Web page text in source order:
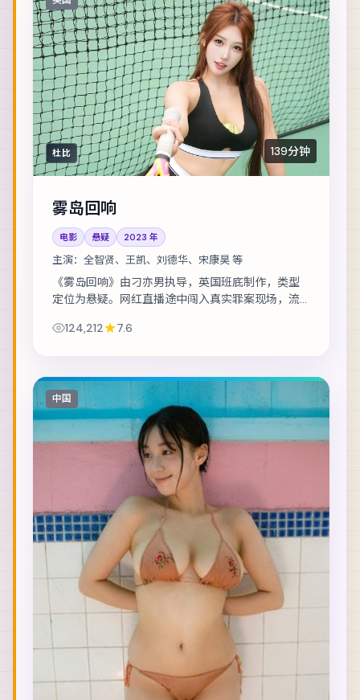
杜比 139分钟
雾岛回响
电影 悬疑 2023 年
主演： 全智贤、王凯、刘德华、宋康昊 等
《雾岛回响》由刁亦男执导，英国班底制作，类型
定位为悬疑。网红直播途中闯入真实罪案现场，流
华 等，表演层次丰富。在类型框架内尝试作者表...
124,212 7.6
中国